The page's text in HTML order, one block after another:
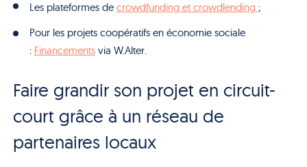
Les plateformes de crowdfunding et crowdlending ;
Pour les projets coopératifs en économie sociale
: Financementsvia W.Alter.
Faire grandir son projet en circuit-
court grâce à un réseau de
partenaires locaux